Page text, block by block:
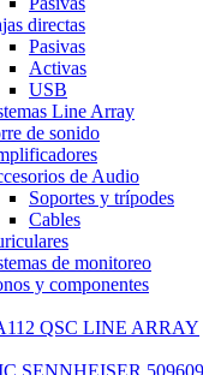
directas
Pasivas
Activas
USB
Line Array
de sonido
de Audio
Soportes y trípodes
Cables
de monitoreo
y componentes
QSC LINE ARRAY